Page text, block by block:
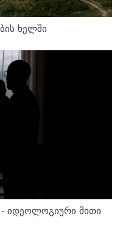
ხელში
- იდეოლოგიური მითი